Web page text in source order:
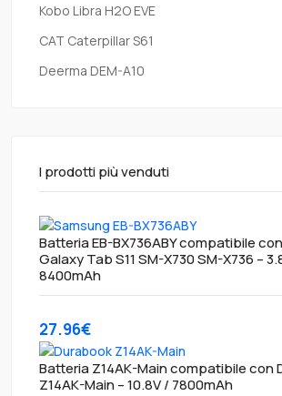
Kobo Libra H2O EVE
CAT Caterpillar S61
Deerma DEM-A10
I prodotti più venduti
Batteria EB-BX736ABY compatibile
Galaxy Tab S11 SM-X730 SM-X736 –
8400mAh
27.96€
Batteria Z14AK-Main compatibile con
Z14AK-Main – 10.8V / 7800mAh